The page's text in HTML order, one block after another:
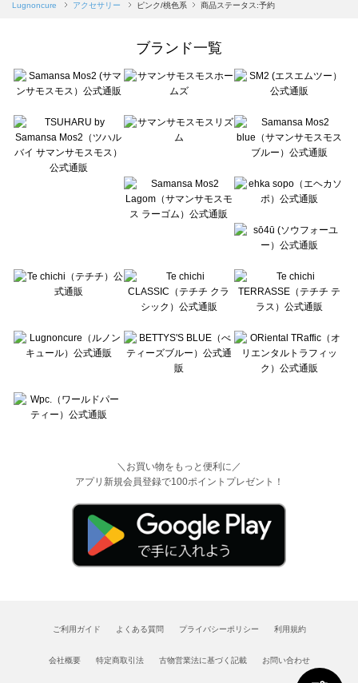
Samansa Mos2 blue（サマンサモスモス ブルー）のアクセサリー一覧
sō4ū（ソウフォーユー）のアクセサリー一覧
Te chichi（テチチ）のアクセサリー一覧
Te chichi CLASSIC（テチチ クラシック）のアクセサリー一覧
Lugnoncure（ルノンキュール）のアクセサリー一覧
BETTY'S BLUE（べティーズブルー）のアクセサリー一覧
Wpc.（ワールドパーティー）のアクセサリー一覧
Lugnoncure アクセサリー ピンク/桃色系 商品ステータス:予約
ブランド一覧
＼お買い物をもっと便利に／
アプリ新規会員登録で100ポイントプレゼント！
ご利用ガイド よくある質問 プライバシーポリシー 利用規約
会社概要 特定商取引法 古物営業法に基づく記載 お問い合わせ